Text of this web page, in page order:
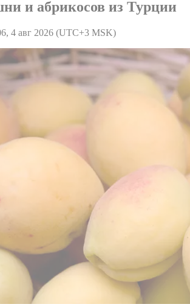
и абрикосов из Турции
4 авг 2026 (UTC+3 MSK)